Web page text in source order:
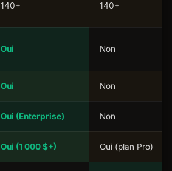
140+ 140+
Oui Non
Oui Non
Oui (Enterprise) Non
Oui (1 000 $+) Oui (plan Pro)